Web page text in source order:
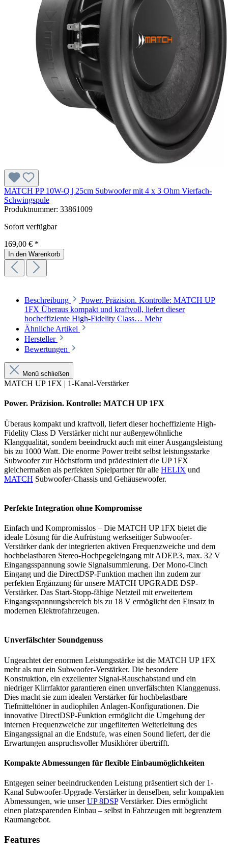
MATCH PP 10W-Q | 25cm Subwoofer mit 4 x 3 Ohm Vierfach-
Schwingspule
Produktnummer: 33861009
Sofort verfügbar
169,00 € *
In den Warenkorb
Beschreibung
Power. Präzision. Kontrolle: MATCH UP
1FX Überaus kompakt und kraftvoll, liefert dieser
hocheffiziente High-Fidelity Class… Mehr
Ähnliche Artikel
Hersteller
Bewertungen
Menü schließen
MATCH UP 1FX | 1-Kanal-Verstärker
Power. Präzision. Kontrolle: MATCH UP 1FX
Überaus kompakt und kraftvoll, liefert dieser hocheffiziente High-
Fidelity Class D Verstärker nicht nur außergewöhnliche
Klangqualität, sondern beeindruckt auch mit einer Ausgangsleistung
bis zu 1000 Watt. Die enorme Power treibt selbst leistungsstarke
Subwoofer zur Höchstform und prädestiniert die UP 1FX
gleichermaßen als perfekten Spielpartner für alle HELIX und
MATCH Subwoofer-Chassis und Gehäusewoofer.
Perfekte Integration ohne Kompromisse
Einfach und Kompromisslos – Die MATCH UP 1FX bietet die
ideale Lösung für die Aufrüstung werkseitiger Subwoofer-
Verstärker dank der integrierten aktiven Frequenzweiche und dem
hochbelastbaren Stereo-Hochpegeleingang mit ADEP.3, max. 32 V
Eingangsspannung sowie Signalsummierung. Der Mono-Cinch
Eingang und die DirectDSP-Funktion machen ihn zudem zur
perfekten Ergänzung für unsere MATCH UPGRADE DSP-
Verstärker. Das Start-Stopp-fähige Netzteil mit erweitertem
Eingangsspannungsbereich bis zu 18 V ermöglicht den Einsatz in
modernen Elektrofahrzeugen.
Unverfälschter Soundgenuss
Ungeachtet der enormen Leistungsstärke ist die MATCH UP 1FX
mehr als nur ein Subwoofer-Verstärker. Die besondere
Konstruktion, ein exzellenter Signal-Rauschabstand und ein
niedriger Klirrfaktor garantieren einen unverfälschten Klanggenuss.
Dies macht sie zum idealen Verstärker für hochbelastbare
Tiefmitteltöner in audiophilen Anlagen-Konfigurationen. Die
innovative DirectDSP-Funktion ermöglicht die Umgehung der
internen Frequenzweiche zur ungefilterten Weiterleitung des
Eingangssignal an die Endstufe, was einen Sound liefert, der die
Erwartungen anspruchsvoller Musikhörer übertrifft.
Kompakte Abmessungen für flexible Einbaumöglichkeiten
Entgegen seiner beeindruckenden Leistung präsentiert sich der 1-
Kanal Subwoofer-Upgrade-Verstärker in denselben, sehr kompakten
Abmessungen, wie unserUP 8DSPVerstärker. Dies ermöglicht
einen platzsparenden Einbau – selbst in Fahrzeugen mit begrenztem
Raumangebot.
Features